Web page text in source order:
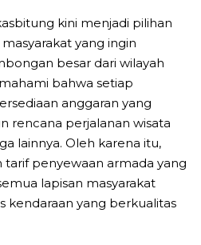
kini menjadi pilihan
yang ingin
besar dari wilayah
bahwa setiap
anggaran yang
rencana perjalanan wisata
lainnya. Oleh karena itu,
penyewaan armada yang
lapisan masyarakat
kendaraan yang berkualitas